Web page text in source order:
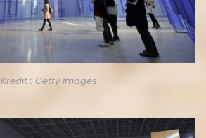
Kredit : Getty Images